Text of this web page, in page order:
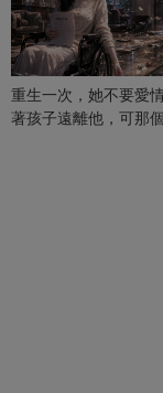
重生一次，她不要愛
著孩子遠離他，可那個